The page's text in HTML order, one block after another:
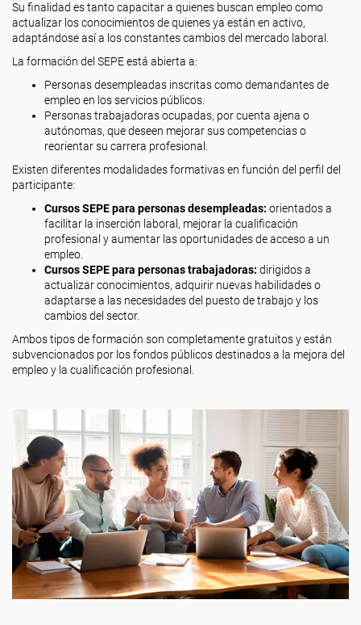
Su finalidad es tanto capacitar a quienes buscan empleo como
actualizar los conocimientos de quienes ya están en activo,
adaptándose así a los constantes cambios del mercado laboral.
La formación del SEPE está abierta a:
Personas desempleadas inscritas como demandantes de
empleo en los servicios públicos.
Personas trabajadoras ocupadas, por cuenta ajena o
autónomas, que deseen mejorar sus competencias o
reorientar su carrera profesional.
Existen diferentes modalidades formativas en función del perfil del
participante:
Cursos SEPE para personas desempleadas: orientados a
facilitar la inserción laboral, mejorar la cualificación
profesional y aumentar las oportunidades de acceso a un
empleo.
Cursos SEPE para personas trabajadoras: dirigidos a
actualizar conocimientos, adquirir nuevas habilidades o
adaptarse a las necesidades del puesto de trabajo y los
cambios del sector.
Ambos tipos de formación son completamente gratuitos y están
subvencionados por los fondos públicos destinados a la mejora del
empleo y la cualificación profesional.